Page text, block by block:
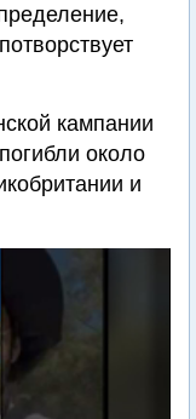
кампании
около
и